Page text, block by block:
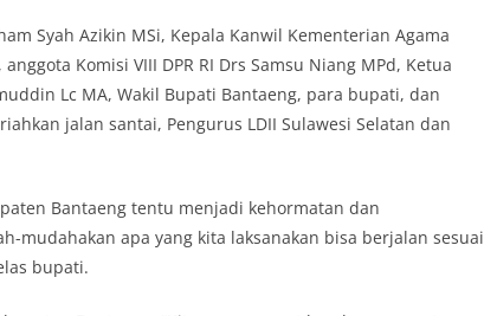
Syah Azikin MSi, Kepala Kanwil Kementerian Agama
Komisi VIII DPR RI Drs Samsu Niang MPd, Ketua
Lc MA, Wakil Bupati Bantaeng, para bupati, dan
jalan santai, Pengurus LDII Sulawesi Selatan dan
Bantaeng tentu menjadi kehormatan dan
mudahakan apa yang kita laksanakan bisa berjalan sesuai
bupati.